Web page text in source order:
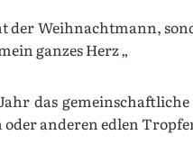
der Weihnachtmann,
ganzes Herz „
das
anderen edlen